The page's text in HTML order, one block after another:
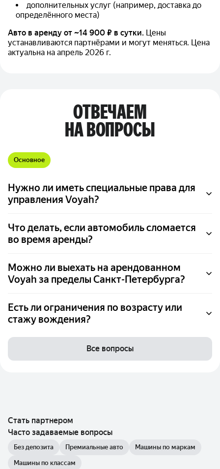
дополнительных услуг (например, доставка до
определённого места)
Авто в аренду от ~14 900 ₽ в сутки. Цены
устанавливаются партнёрами и могут меняться. Цена
актуальна на апрель 2026 г.
ОТВЕЧАЕМ
НА ВОПРОСЫ
Основное
Нужно ли иметь специальные права для
управления Voyah?
Что делать, если автомобиль сломается
во время аренды?
Можно ли выехать на арендованном
Voyah за пределы Санкт-Петербурга?
Есть ли ограничения по возрасту или
стажу вождения?
Все вопросы
Стать партнером
Часто задаваемые вопросы
Без депозита Премиальные авто Машины по маркам
Машины по классам